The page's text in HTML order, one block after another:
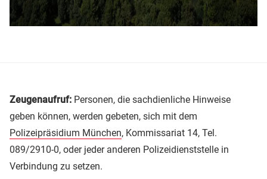
Zeugenaufruf: Personen, die sachdienliche Hinweise
geben können, werden gebeten, sich mit dem
Polizeipräsidium München, Kommissariat 14, Tel.
089/2910-0, oder jeder anderen Polizeidienststelle in
Verbindung zu setzen.